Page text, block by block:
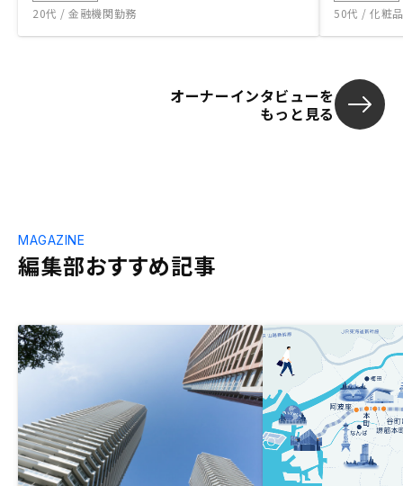
20代 / 金融機関勤務 50代 / 化粧
オーナーインタビューを
もっと見る
編集部おすすめ記事
MAGAZINE